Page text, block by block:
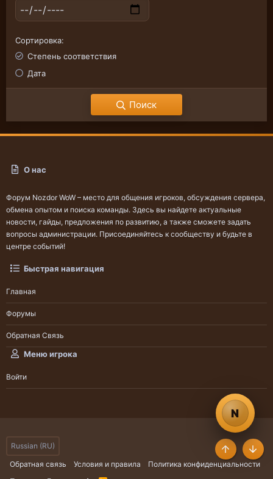
Сортировка
Степень соответствия
Дата
Поиск
О нас
Форум Nozdor WoW – место для общения игроков, обсуждения сервера,
обмена опытом и поиска команды. Здесь вы найдете актуальные
новости, гайды, предложения по развитию, а также сможете задать
вопросы администрации. Присоединяйтесь к сообществу и будьте в
центре событий!
Быстрая навигация
Главная
Форумы
Обратная Связь
Меню игрока
Войти
Russian (RU)
Обратная связь
Условия и правила
Политика конфиденциальности
Сверху Снизу
N